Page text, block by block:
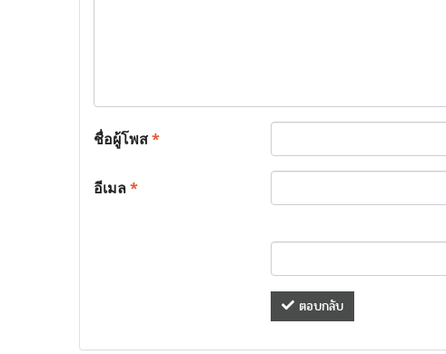
ชื่อผู้โพส*
อีเมล*
ตอบกลับ